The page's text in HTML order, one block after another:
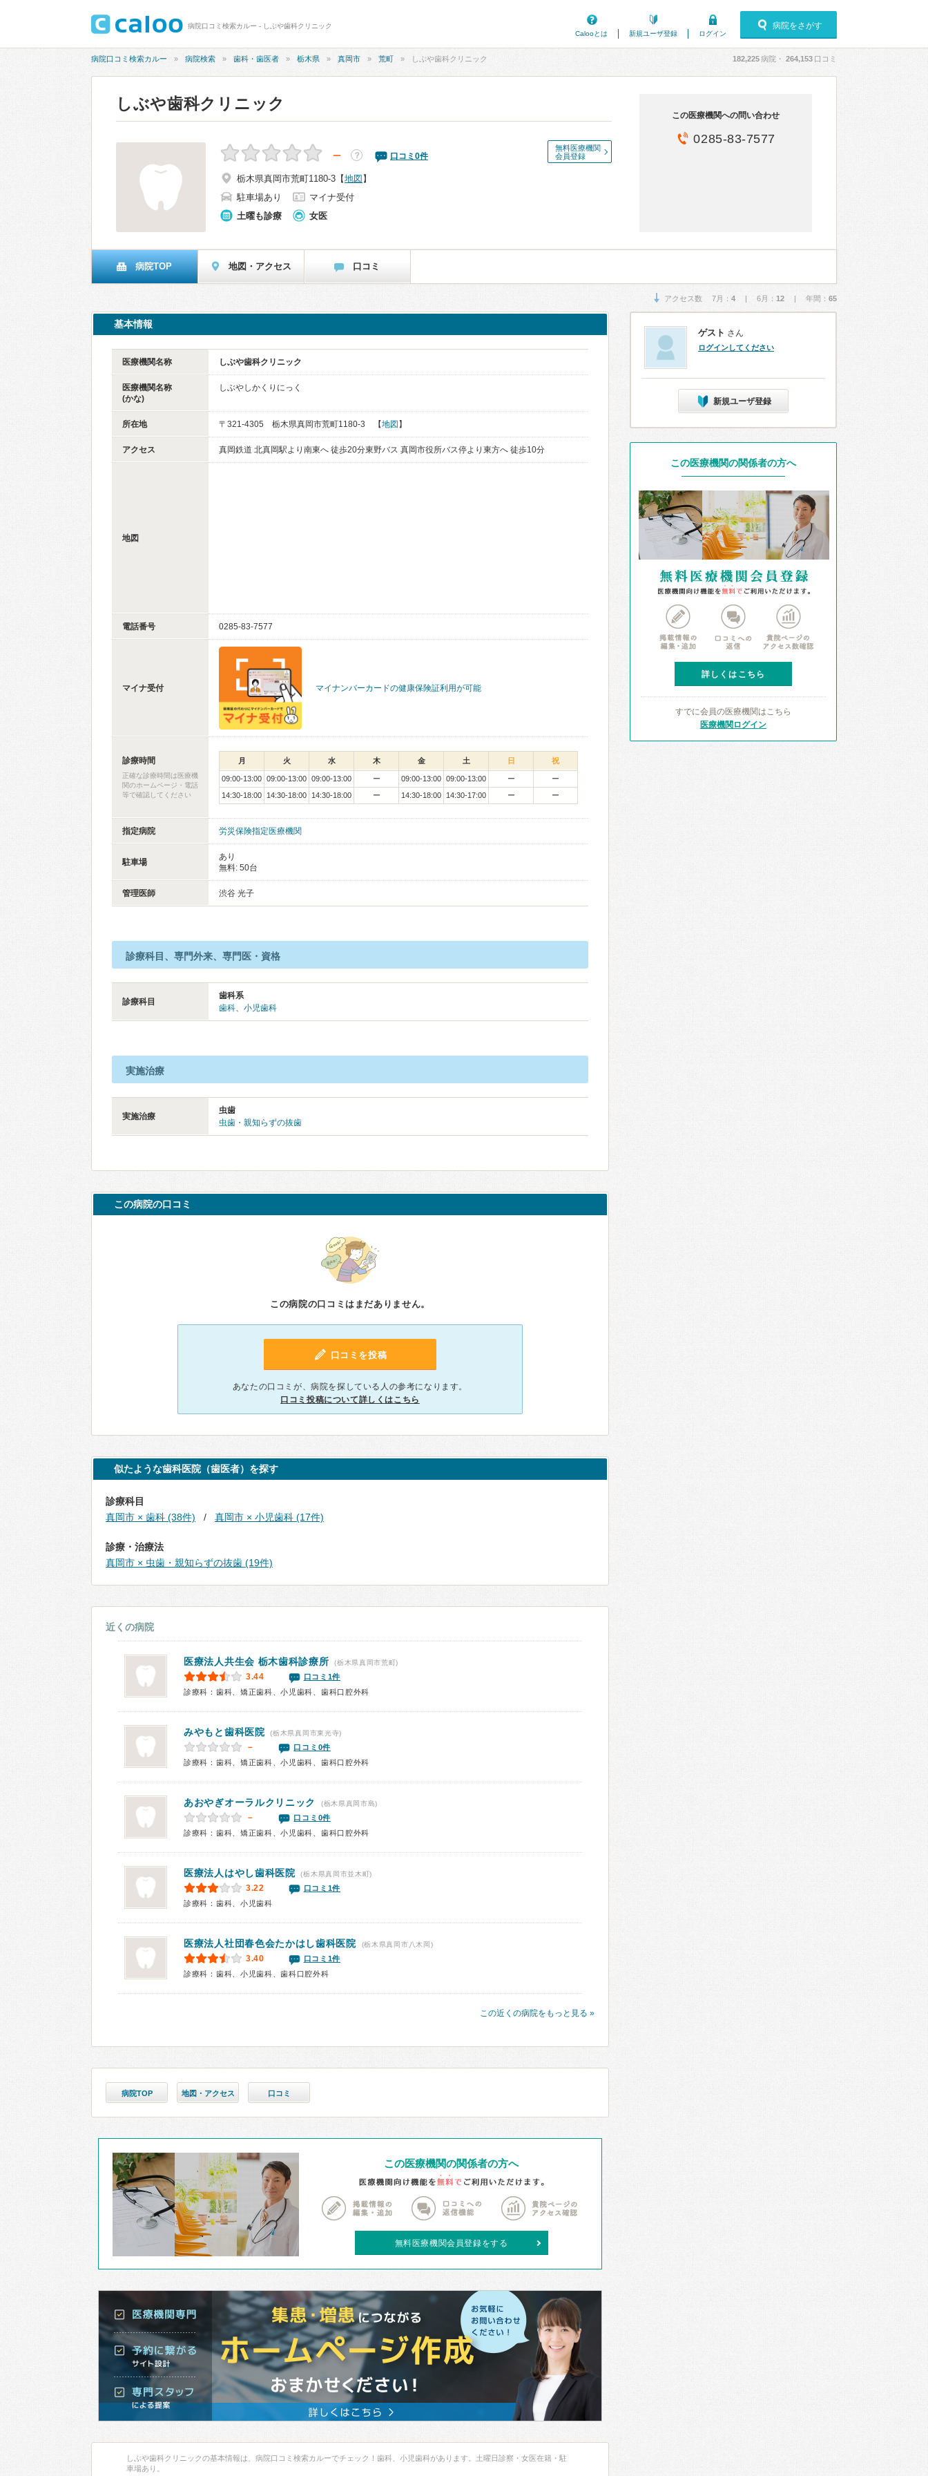
病院口コミ検索カルー - しぶや歯科クリニック
Calooとは
新規ユーザ登録 ログイン
病院をさがす
病院口コミ検索カルー 病院検索 歯科・歯医者 栃木県 真岡市 荒町 しぶや歯科クリニック 182,225病院・ 264,153 口コミ
しぶや歯科クリニック
無料医療機関
会員登録
－ ？ 口コミ 0件
栃木県真岡市荒町1180-3 【地図 】
駐車場あり
マイナ受付
土曜も診療
女医
この医療機関への問い合わせ
0285-83-7577
病院TOP 地図・アクセス 口コミ
アクセス数 7月： 4 | 6月： 12 | 年間： 65
基本情報
医療機関名称 しぶや歯科クリニック
医療機関名称
(かな)
しぶやしかくりにっく
所在地 〒321-4305 栃木県真岡市荒町1180-3 【地図 】
アクセス 真岡鉄道 北真岡駅より南東へ 徒歩20分東野バス 真岡市役所バス停より東方へ 徒歩10分
地図
電話番号 0285-83-7577
マイナ受付 マイナンバーカードの健康保険証利用が可能
診療時間
正確な診療時間は医療機
関のホームページ・電話
等で確認してください
月 火 水 木 金 土 日 祝
09:00-13:00 09:00-13:00 09:00-13:00 ー 09:00-13:00 09:00-13:00 ー
ー
14:30-18:00
14:30-18:00 14:30-18:00 ー 14:30-18:00 14:30-17:00 ー ー
指定病院 労災保険指定医療機関
駐車場
あり
無料: 50台
管理医師 渋谷 光子
診療科目、専門外来、専門医・資格
診療科目
歯科系
歯科、 小児歯科
実施治療
実施治療
虫歯
虫歯・親知らずの抜歯
この病院の口コミ
この病院の口コミはまだありません。
口コミを投稿
あなたの口コミが、病院を探している人の参考になります。
口コミ投稿について詳しくはこちら
似たような歯科医院（歯医者）を探す
診療科目
真岡市 × 歯科 (38件)
真岡市 × 小児歯科 (17件)
診療・治療法
真岡市 × 虫歯・親知らずの抜歯 (19件)
近くの病院
医療法人共生会 栃木歯科診療所 (栃木県真岡市荒町)
3.44
口コミ1件
診療科：歯科、矯正歯科、小児歯科、歯科口腔外科
みやもと歯科医院 (栃木県真岡市東光寺)
－
口コミ0件
診療科：歯科、矯正歯科、小児歯科、歯科口腔外科
あおやぎオーラルクリニック (栃木県真岡市島)
－
口コミ0件
診療科：歯科、矯正歯科、小児歯科、歯科口腔外科
医療法人 はやし歯科医院 (栃木県真岡市並木町)
3.22
口コミ1件
診療科：歯科、小児歯科
医療法人社団春色会たかはし歯科医院 (栃木県真岡市八木岡)
3.40
口コミ1件
診療科：歯科、小児歯科、歯科口腔外科
この近くの病院をもっと見る »
病院TOP 地図・アクセス 口コミ
この医療機関の関係者の方へ
無料医療機関会員登録をする
しぶや歯科クリニックの基本情報は、病院口コミ検索カルーでチェック！歯科、小児歯科があります。土曜日診察・女医在籍・駐
車場あり。
ゲスト さん
ログインしてください
新規ユーザ登録
この医療機関の関係者の方へ
詳しくはこちら
すでに会員の医療機関はこちら
医療機関ログイン